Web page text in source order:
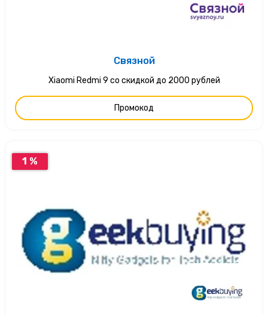
Связной
Xiaomi Redmi 9 со скидкой до 2000 рублей
Промокод
1 %